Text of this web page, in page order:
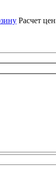
Расчет